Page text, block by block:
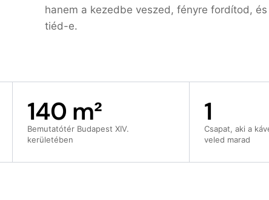
hanem a kezedbe veszed, fényre fordítod,
tiéd-e.
140 m²
Bemutatótér Budapest XIV.
kerületében
1
Csapat, aki a
veled marad